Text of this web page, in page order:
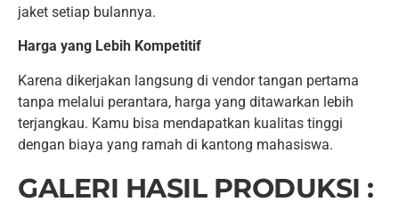
jaket setiap bulannya.
Harga yang Lebih Kompetitif
Karena dikerjakan langsung di vendor tangan pertama
tanpa melalui perantara, harga yang ditawarkan lebih
terjangkau. Kamu bisa mendapatkan kualitas tinggi
dengan biaya yang ramah di kantong mahasiswa.
GALERI HASIL PRODUKSI :